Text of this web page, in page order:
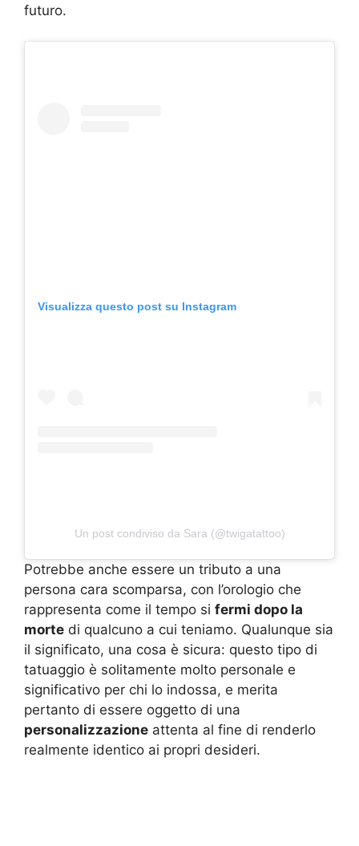
futuro.
Visualizza questo post su Instagram
Un post condiviso da Sara (@twigatattoo)
Potrebbe anche essere un tributo a una
persona cara scomparsa, con l’orologio che
rappresenta come il tempo si fermi dopo la
morte di qualcuno a cui teniamo. Qualunque sia
il significato, una cosa è sicura: questo tipo di
tatuaggio è solitamente molto personale e
significativo per chi lo indossa, e merita
pertanto di essere oggetto di una
personalizzazione attenta al fine di renderlo
realmente identico ai propri desideri.